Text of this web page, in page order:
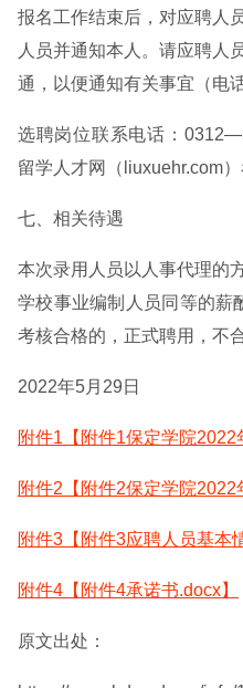
报名工作结束后，对应聘人
人员并通知本人。请应聘人
通，以便通知有关事宜（电
选聘岗位联系电话：
留学人才网（liuxuehr.com）
七、相关待遇
本次录用人员以人事代理的
学校事业编制人员同等的薪
考核合格的，正式聘用，不
2022年5月29日
附件1【附件1保定学院2022
附件2【附件2保定学院2022
附件3【附件3应聘人员基本
附件4【附件4承诺书.docx】
原文出处：